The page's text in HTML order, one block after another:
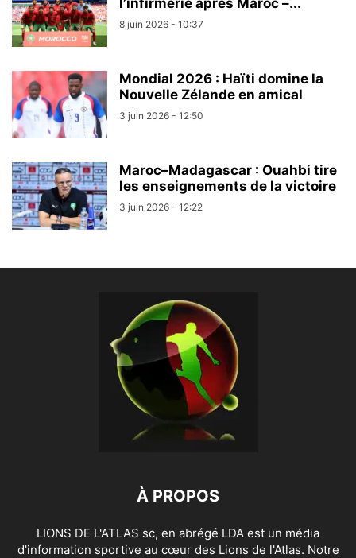
l’infirmerie après Maroc –...
8 juin 2026 - 10:37
Mondial 2026 : Haïti domine la
Nouvelle Zélande en amical
3 juin 2026 - 12:50
Maroc–Madagascar : Ouahbi tire
les enseignements de la victoire
3 juin 2026 - 12:22
À PROPOS
LIONS DE L'ATLAS sc, en abrégé LDA est un média
d'information sportive au cœur des Lions de l'Atlas. Notre